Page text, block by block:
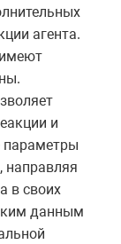
агента.
и
параметры
направляя
в своих
данным